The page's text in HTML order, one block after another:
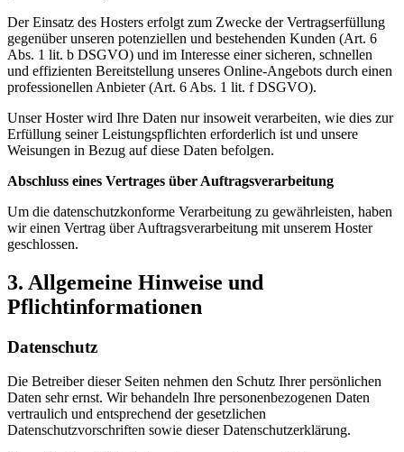
Der Einsatz des Hosters erfolgt zum Zwecke der Vertragserfüllung
gegenüber unseren potenziellen und bestehenden Kunden (Art. 6
Abs. 1 lit. b DSGVO) und im Interesse einer sicheren, schnellen
und effizienten Bereitstellung unseres Online-Angebots durch einen
professionellen Anbieter (Art. 6 Abs. 1 lit. f DSGVO).
Unser Hoster wird Ihre Daten nur insoweit verarbeiten, wie dies zur
Erfüllung seiner Leistungspflichten erforderlich ist und unsere
Weisungen in Bezug auf diese Daten befolgen.
Abschluss eines Vertrages über Auftragsverarbeitung
Um die datenschutzkonforme Verarbeitung zu gewährleisten, haben
wir einen Vertrag über Auftragsverarbeitung mit unserem Hoster
geschlossen.
3. Allgemeine Hinweise und
Pflichtinformationen
Datenschutz
Die Betreiber dieser Seiten nehmen den Schutz Ihrer persönlichen
Daten sehr ernst. Wir behandeln Ihre personenbezogenen Daten
vertraulich und entsprechend der gesetzlichen
Datenschutzvorschriften sowie dieser Datenschutzerklärung.